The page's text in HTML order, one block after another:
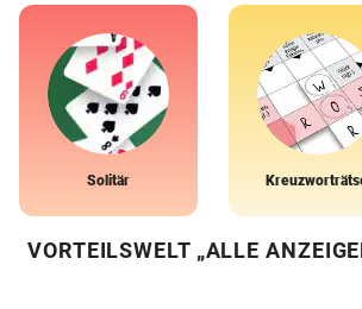
Solitär
VORTEILSWELT „ALLE